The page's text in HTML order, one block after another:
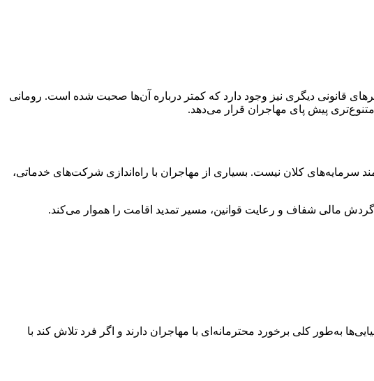
قانونی دیگری نیز وجود دارد که کمتر درباره آن‌ها صحبت شده است. رومانی
پیش پای مهاجران قرار می‌دهد.
سرمایه‌های کلان نیست. بسیاری از مهاجران با راه‌اندازی شرکت‌های خدماتی،
مالی شفاف و رعایت قوانین، مسیر تمدید اقامت را هموار می‌کند.
به‌طور کلی برخورد محترمانه‌ای با مهاجران دارند و اگر فرد تلاش کند با